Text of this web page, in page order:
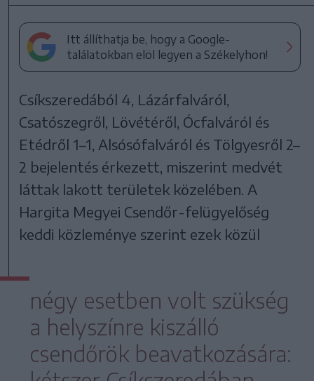
Itt állíthatja be, hogy a Google-
találatokban elöl legyen a Székelyhon!
Csíkszeredából 4, Lázárfalváról,
Csatószegről, Lövétéről, Ócfalváról és
Etédről 1–1, Alsósófalváról és Tölgyesről 2–
2 bejelentés érkezett, miszerint medvét
láttak lakott területek közelében. A
Hargita Megyei Csendőr-felügyelőség
keddi közleménye szerint ezek közül
négy esetben volt szükség
a helyszínre kiszálló
csendőrök beavatkozására: